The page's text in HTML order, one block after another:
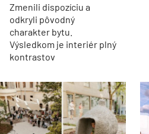
Zmenili dispozíciu a
odkryli pôvodný
charakter bytu.
Výsledkom je interiér plný
kontrastov